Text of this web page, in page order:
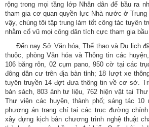
rộng trong mọi tầng lớp Nhân dân để bầu ra
tham gia cơ quan quyền lực Nhà nước ở
vậy, chúng tôi tập trung làm tốt công tác tuyên
nhằm cổ vũ mọi công dân tích cực tham gia bầu
Đến nay Sở Văn hóa, Thể thao và Du lịch
thuộc, phòng Văn hóa và Thông tin các
106 băng rôn, 02 cụm pano, 950 cờ tại các
đông dân cư trên địa bàn tỉnh; 18 lượt xe
tuyên truyền 14 đợt đưa thông tin về cơ sở.
bản sách, 803 ảnh tư liệu, 762 hiện vật tại
Thư viện các huyện, thành phố; sáng tác 10
phương án trang chí tại các trục đường chính
xây dựng kịch bản chương trình nghệ thuật